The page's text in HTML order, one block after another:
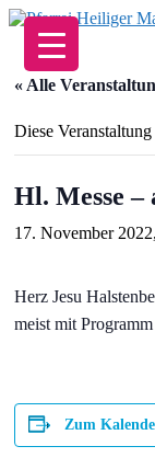
Zum
Inhalt
springen
« Alle
Diese
Hl. Messe –
17. November
Herz Jesu
meist mit
Zum